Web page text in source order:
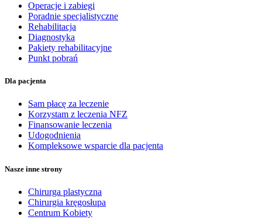
Operacje i zabiegi
Poradnie specjalistyczne
Rehabilitacja
Diagnostyka
Pakiety rehabilitacyjne
Punkt pobrań
Dla pacjenta
Sam płacę za leczenie
Korzystam z leczenia NFZ
Finansowanie leczenia
Udogodnienia
Kompleksowe wsparcie dla pacjenta
Nasze inne strony
Chirurga plastyczna
Chirurgia kręgosłupa
Centrum Kobiety